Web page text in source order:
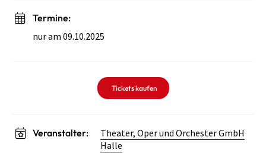
Termine:
nur am 09.10.2025
Tickets kaufen
Veranstalter:
Theater, Oper und Orchester GmbH
Halle